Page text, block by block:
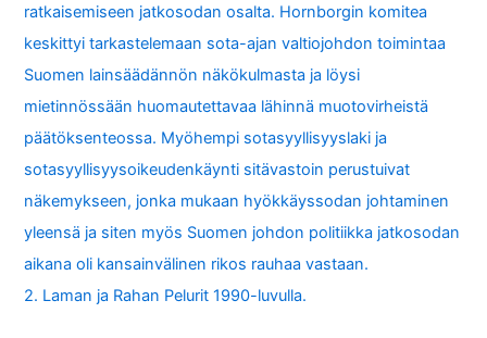
ratkaisemiseen jatkosodan osalta. Hornborgin komitea
keskittyi tarkastelemaan sota-ajan valtiojohdon toimintaa
Suomen lainsäädännön näkökulmasta ja löysi
mietinnössään huomautettavaa lähinnä muotovirheistä
päätöksenteossa. Myöhempi sotasyyllisyyslaki ja
sotasyyllisyysoikeudenkäynti sitävastoin perustuivat
näkemykseen, jonka mukaan hyökkäyssodan johtaminen
yleensä ja siten myös Suomen johdon politiikka jatkosodan
aikana oli kansainvälinen rikos rauhaa vastaan.
2. Laman ja Rahan Pelurit 1990-luvulla.